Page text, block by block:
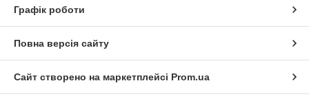
Графік роботи
Повна версія сайту
Сайт створено на маркетплейсі Prom.ua